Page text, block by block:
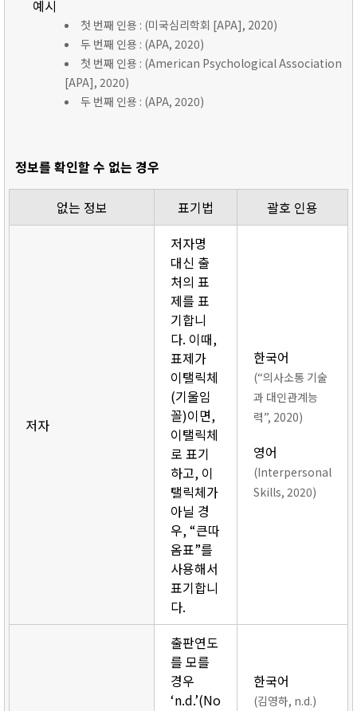
예시
첫 번째 인용 : (미국심리학회 [APA], 2020)
두 번째 인용 : (APA, 2020)
첫 번째 인용 : (American Psychological Association
[APA], 2020)
두 번째 인용 : (APA, 2020)
정보를 확인할 수 없는 경우
없는 정보 표기법 괄호 인용
저자
저자명
대신 출
처의 표
제를 표
기합니
다. 이때,
표제가
이탤릭체
(기울임
꼴)이면,
이탤릭체
로 표기
하고, 이
탤릭체가
아닐 경
우, “큰따
옴표”를
사용해서
표기합니
다.
한국어
(“의사소통 기술
과 대인관계능
력”, 2020)
영어
(Interpersonal
Skills, 2020)
출판연도
를 모를
경우
‘n.d.’(No
한국어
(김영하, n.d.)